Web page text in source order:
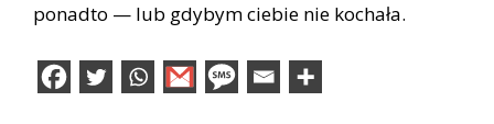
ponadto — lub gdybym ciebie nie kochała.